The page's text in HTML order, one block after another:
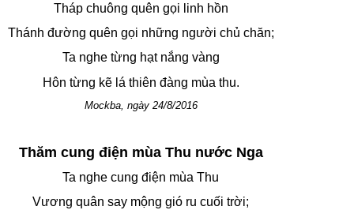
Tháp chuông quên gọi linh hồn
Thánh đường quên gọi những người chủ chăn;
Ta nghe từng hạt nắng vàng
Hôn từng kẽ lá thiên đàng mùa thu.
Mockba, ngày 24/8/2016
Thăm cung điện mùa Thu nước Nga
Ta nghe cung điện mùa Thu
Vương quân say mộng gió ru cuối trời;